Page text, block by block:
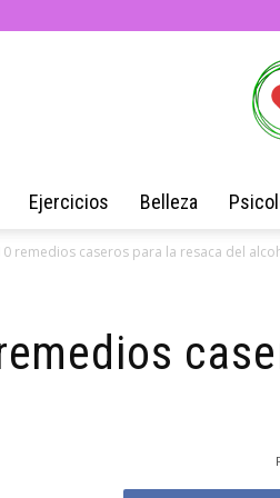
Ejercicios Belleza
remedios caseros para la resaca del